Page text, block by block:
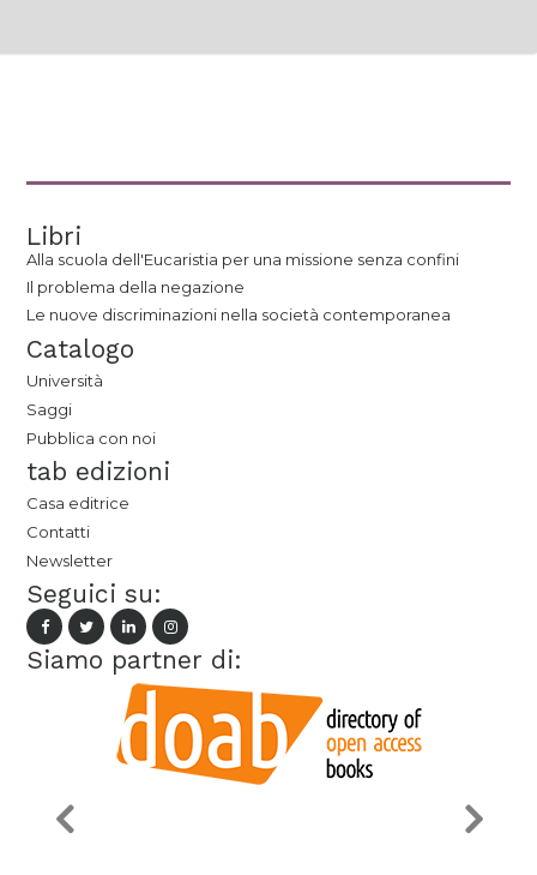
Libri
Alla scuola dell'Eucaristia per una missione senza confini
Il problema della negazione
Le nuove discriminazioni nella società contemporanea
Catalogo
Università
Saggi
Pubblica con noi
tab edizioni
Casa editrice
Contatti
Newsletter
Seguici su:
Siamo partner di: